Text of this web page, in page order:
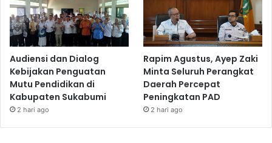
Audiensi dan Dialog
Kebijakan Penguatan
Mutu Pendidikan di
Kabupaten Sukabumi
2 hari ago
Rapim Agustus, Ayep Zaki
Minta Seluruh Perangkat
Daerah Percepat
Peningkatan PAD
2 hari ago